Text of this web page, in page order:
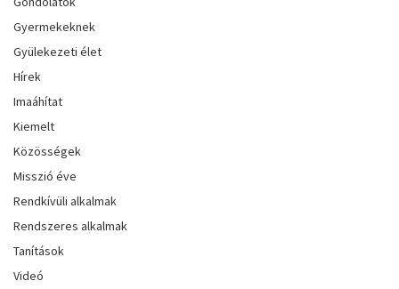
Gyermekeknek
Gyülekezeti élet
Hírek
Imaáhítat
Kiemelt
Közösségek
Misszió éve
Rendkívüli alkalmak
Rendszeres alkalmak
Tanítások
Videó